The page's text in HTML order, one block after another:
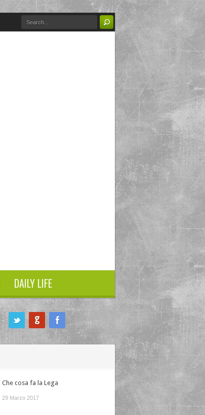
DAILY LIFE
Che cosa fa la Lega
29 Marzo 2017